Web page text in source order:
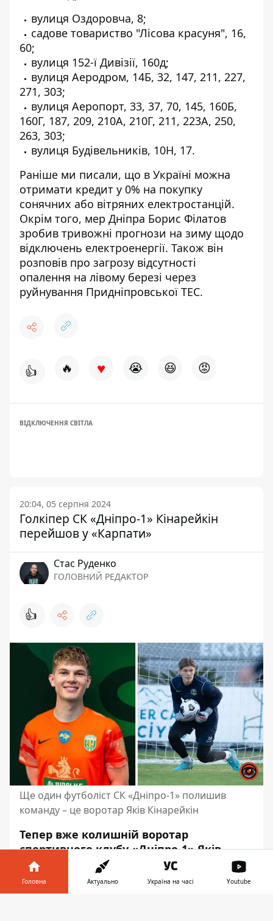
вулиця Оздоровча, 8;
садове товариство "Лісова красуня", 16,
60;
вулиця 152-ї Дивізії, 160д;
вулиця Аеродром, 14Б, 32, 147, 211, 227,
271, 303;
вулиця Аеропорт, 33, 37, 70, 145, 160Б,
160Г, 187, 209, 210А, 210Г, 211, 223А, 250,
263, 303;
вулиця Будівельників, 10Н, 17.
Раніше ми писали, що в Україні можна
отримати кредит у 0% на покупку
сонячних або вітряних електростанцій.
Окрім того, мер Дніпра Борис Філатов
зробив тривожні прогнози на зиму щодо
відключень електроенергії. Також він
розповів про загрозу відсутності
опалення на лівому березі через
руйнування Придніпровської ТЕС.
👍 🔥 ♥ 😭 😆 😡
ВІДКЛЮЧЕННЯ СВІТЛА
20:04, 05 серпня 2024
Голкіпер СК «Дніпро-1» Кінарейкін
перейшов у «Карпати»
Стас Руденко
ГОЛОВНИЙ РЕДАКТОР
👍
Ще один футболіст СК «Дніпро-1» полишив
команду – це воротар Яків Кінарейкін
Тепер вже колишній воротар
спортивного клубу «Дніпро-1» Яків
Кінарейкін змінив команду. 20-річний
українець перейшов у львівські
«Карпати» на правах вільного агента.
Головна Актуально Україна на часі Youtube